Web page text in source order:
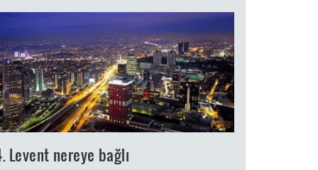
Levent nereye bağlı